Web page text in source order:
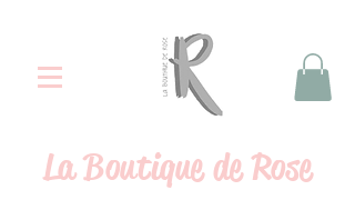
LaBoutique de Rose